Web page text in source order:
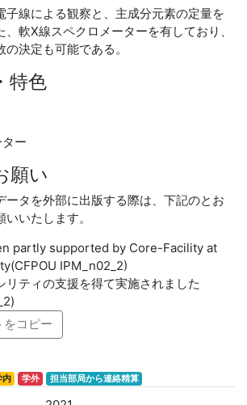
子線による観察と、主成分元素の定量を
軟X線スペクロメーターを有しており、
決定も可能である。
特色
ー
願い
ータを外部に出版する際は、下記のとお
いたします。
partly supported by Core-Facility at
IPM_n02_2)
リティの支援を得て実施されました
をコピー
内 学外 担当部局から連絡精算